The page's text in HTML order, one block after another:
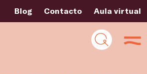
Blog Contacto Aula virtual